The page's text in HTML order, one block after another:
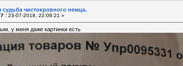
судьба чистокровного немца.
:23-07-2018, 22:08:21 »
у меня даже картинки есть